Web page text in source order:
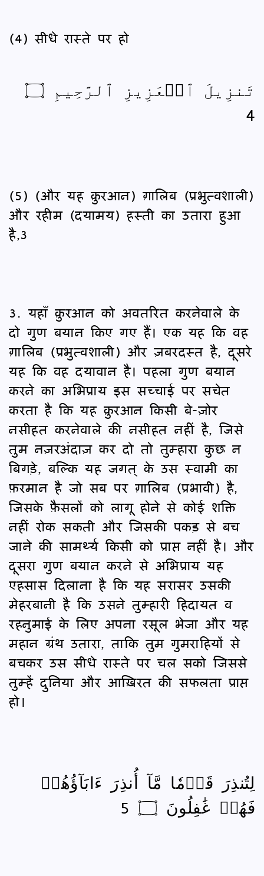
(4) सीधे रास्ते पर हो
تَنزِيلَ ٱلۡعَزِيزِ ٱلرَّحِيمِ ۝
4
(5) (और यह क़ुरआन) ग़ालिब (प्रभुत्वशाली)
और रहीम (दयामय) हस्ती का उतारा हुआ
है,3
3. यहाँ क़ुरआन को अवतरित करनेवाले के
दो गुण बयान किए गए हैं। एक यह कि वह
ग़ालिब (प्रभुत्वशाली) और ज़बरदस्त है, दूसरे
यह कि वह दयावान है। पहला गुण बयान
करने का अभिप्राय इस सच्चाई पर सचेत
करता है कि यह क़ुरआन किसी बे-ज़ोर
नसीहत करनेवाले की नसीहत नहीं है, जिसे
तुम नज़रअंदाज़ कर दो तो तुम्हारा कुछ न
बिगड़े, बल्कि यह जगत् के उस स्वामी का
फ़रमान है जो सब पर ग़ालिब (प्रभावी) है,
जिसके फ़ैसलों को लागू होने से कोई शक्ति
नहीं रोक सकती और जिसकी पकड़ से बच
जाने की सामर्थ्य किसी को प्राप्त नहीं है। और
दूसरा गुण बयान करने से अभिप्राय यह
एहसास दिलाना है कि यह सरासर उसकी
मेहरबानी है कि उसने तुम्हारी हिदायत व
रहनुमाई के लिए अपना रसूल भेजा और यह
महान ग्रंथ उतारा, ताकि तुम गुमराहियों से
बचकर उस सीधे रास्ते पर चल सको जिससे
तुम्हें दुनिया और आख़िरत की सफलता प्राप्त
हो।
لِتُنذِرَ قَوۡمٗا مَّآ أُنذِرَ ءَابَآؤُهُمۡ
فَهُمۡ غَٰفِلُونَ ۝ 5